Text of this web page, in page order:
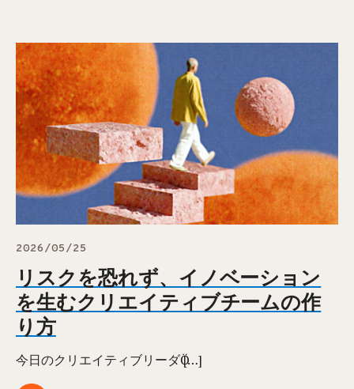
2026/05/25
リスクを恐れず、イノベーション
を生むクリエイティブチームの作
り方
今日のクリエイティブリーダӦ […]